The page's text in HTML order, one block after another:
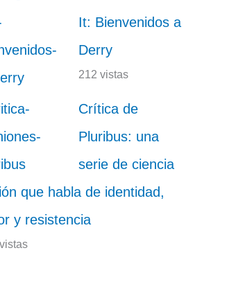
It: Bienvenidos a
Derry
212 vistas
Crítica de
Pluribus: una
serie de ciencia
que habla de identidad,
y resistencia